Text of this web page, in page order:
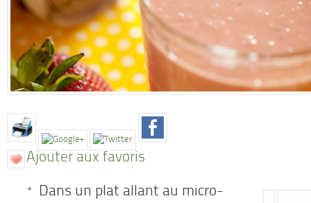
Ajouter aux favoris
Dans un plat allant au micro-